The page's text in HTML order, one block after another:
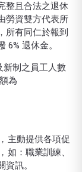
整且合法之退休
勞資雙方代表所
所有同仁於報到
退休金。
新制之員工人數
為
主動提供各項促
如：職業訓練、
訊。